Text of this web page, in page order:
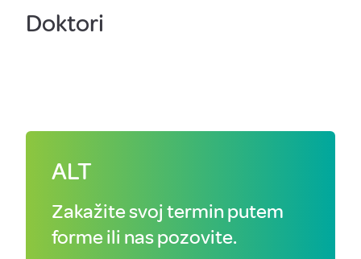
Doktori
ALT
Zakažite svoj termin putem
forme ili nas pozovite.